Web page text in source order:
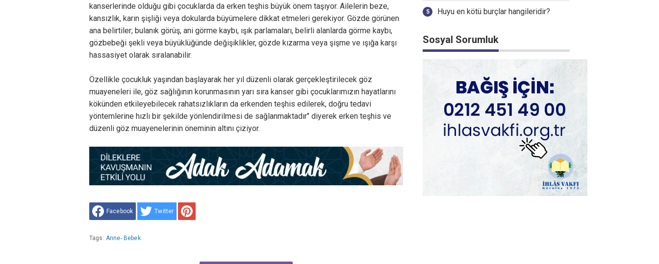
kanserlerinde olduğu gibi çocuklarda da erken teşhis büyük önem taşıyor. Ailelerin beze,
kansızlık, karın şişliği veya dokularda büyümelere dikkat etmeleri gerekiyor. Gözde görünen
ana belirtiler; bulanık görüş, ani görme kaybı, ışık parlamaları, belirli alanlarda görme kaybı,
gözbebeği şekli veya büyüklüğünde değişiklikler, gözde kızarma veya şişme ve ışığa karşı
hassasiyet olarak sıralanabilir.
Özellikle çocukluk yaşından başlayarak her yıl düzenli olarak gerçekleştirilecek göz
muayeneleri ile, göz sağlığının korunmasının yarı sıra kanser gibi çocuklarımızın hayatlarını
kökünden etkileyebilecek rahatsızlıkların da erkenden teşhis edilerek, doğru tedavi
yöntemlerine hızlı bir şekilde yönlendirilmesi de sağlanmaktadır" diyerek erken teşhis ve
düzenli göz muayenelerinin öneminin altını çiziyor.
Facebook Twitter
Tags: Anne- Bebek
Huyu en kötü burçlar hangileridir?
Sosyal Sorumluk